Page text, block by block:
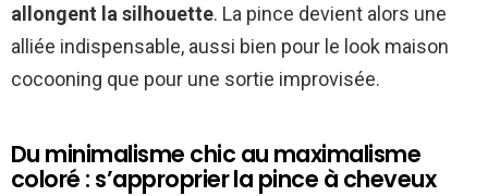
allongent la silhouette. La pince devient alors une
alliée indispensable, aussi bien pour le look maison
cocooning que pour une sortie improvisée.
Du minimalisme chic au maximalisme
coloré : s’approprier la pince à cheveux